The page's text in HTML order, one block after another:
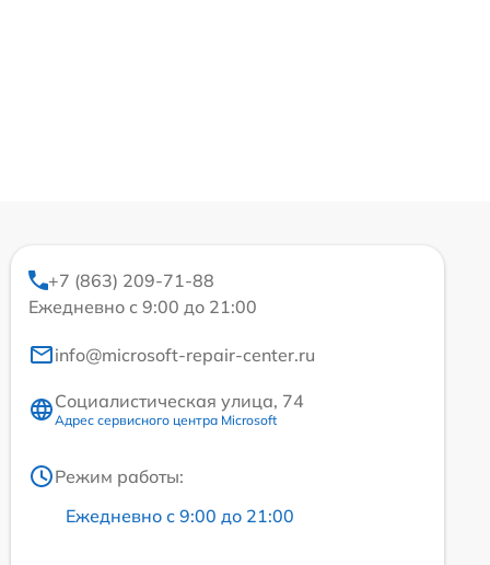
+7 (863) 209-71-88
Ежедневно с 9:00 до 21:00
info@microsoft-repair-center.ru
Социалистическая улица, 74
Адрес сервисного центра Microsoft
Режим работы:
Ежедневно с 9:00 до 21:00